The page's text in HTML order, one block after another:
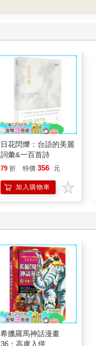
日花閃爍：台語的美麗
詞彙&一百首詩
79 折 特價 356 元
加入購物車
希臘羅馬神話漫畫
36：高盧入侵